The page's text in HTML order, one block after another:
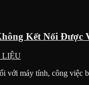
Kết Nối Được
LIỆU
với máy tính, công việc